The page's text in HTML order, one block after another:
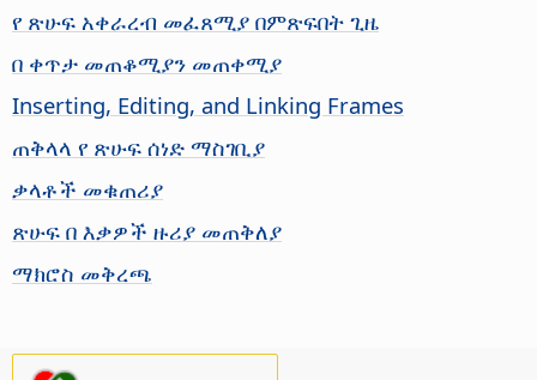
የ ጽሁፍ አቀራረብ መፈጸሚያ በምጽፍበት ጊዜ
በ ቀጥታ መጠቆሚያን መጠቀሚያ
Inserting, Editing, and Linking Frames
ጠቅላላ የ ጽሁፍ ሰነድ ማስገቢያ
ቃላቶች መቁጠሪያ
ጽሁፍ በ እቃዎች ዙሪያ መጠቅለያ
ማክሮስ መቅረጫ